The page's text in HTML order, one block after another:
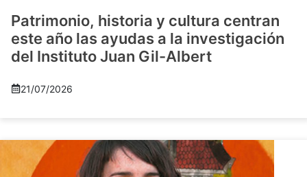
Patrimonio, historia y cultura centran
este año las ayudas a la investigación
del Instituto Juan Gil-Albert
21/07/2026